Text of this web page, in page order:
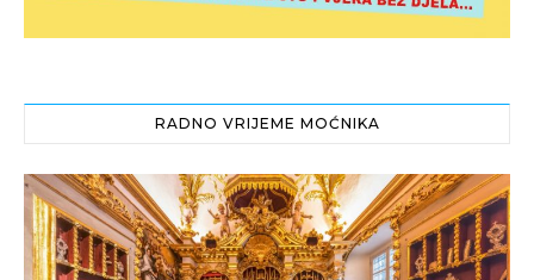
RADNO VRIJEME MOĆNIKA